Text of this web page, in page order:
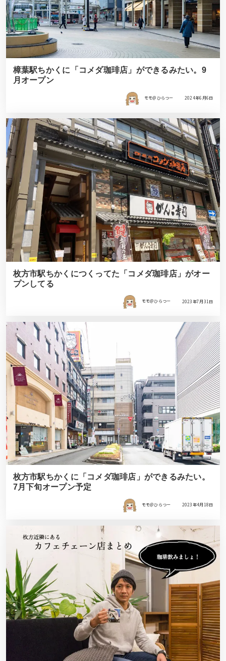
樟葉駅ちかくに「コメダ珈琲店」ができるみたい。9
月オープン
モモ＠ひらつー 2024年6月6日
枚方市駅ちかくにつくってた「コメダ珈琲店」がオー
プンしてる
モモ＠ひらつー 2023年7月31日
枚方市駅ちかくに「コメダ珈琲店」ができるみたい。
7月下旬オープン予定
モモ＠ひらつー 2023年4月18日